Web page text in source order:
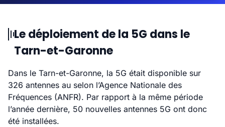
Le déploiement de la 5G dans le
Tarn-et-Garonne
Dans le Tarn-et-Garonne, la 5G était disponible sur
326 antennes au selon l’Agence Nationale des
Fréquences (ANFR). Par rapport à la même période
l’année dernière, 50 nouvelles antennes 5G ont donc
été installées.